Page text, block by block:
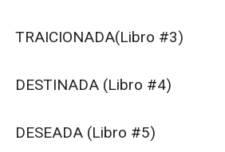
TRAICIONADA(Libro #3)
DESTINADA (Libro #4)
DESEADA (Libro #5)